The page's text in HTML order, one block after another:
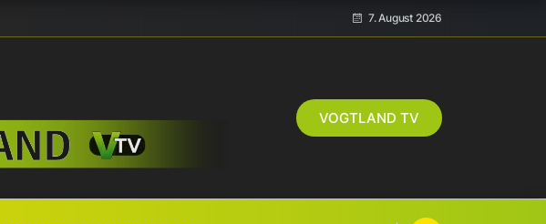
7. August 2026
VOGTLAND TV